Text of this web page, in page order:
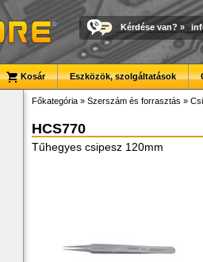
Kérdése van? »
Kosár Eszközök, szolgáltatások
Főkategória » Szerszám és forrasztás »
HCS770
Tűhegyes csipesz 120mm